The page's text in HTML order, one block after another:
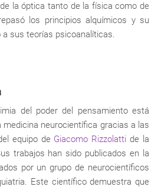
la óptica tanto de la física como de
los principios alquímicos y su
sus teorías psicoanalíticas.
del poder del pensamiento está
neurocientífica gracias a las
equipo de Giacomo Rizzolatti de la
trabajos han sido publicados en la
por un grupo de neurocientíficos
Este científico demuestra que